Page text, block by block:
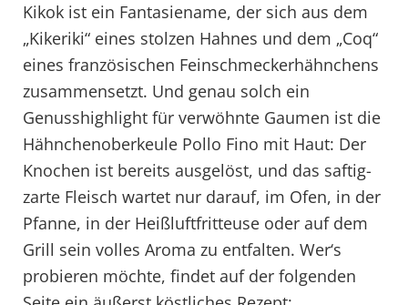
Kikok ist ein Fantasiename, der sich aus dem
„Kikeriki“ eines stolzen Hahnes und dem „Coq“
eines französischen Feinschmeckerhähnchens
zusammensetzt. Und genau solch ein
Genusshighlight für verwöhnte Gaumen ist die
Hähnchenoberkeule Pollo Fino mit Haut: Der
Knochen ist bereits ausgelöst, und das saftig-
zarte Fleisch wartet nur darauf, im Ofen, in der
Pfanne, in der Heißluftfritteuse oder auf dem
Grill sein volles Aroma zu entfalten. Wer‘s
probieren möchte, findet auf der folgenden